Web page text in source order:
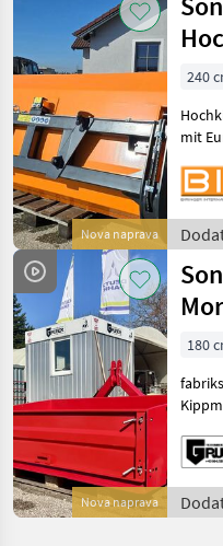
za
/
Nova naprava
240
mit
Euro-
12, 5
Euro-
za
/
Nova naprava
180
220